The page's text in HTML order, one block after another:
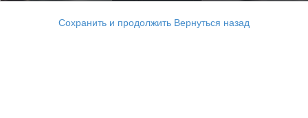
Сохранить и продолжить Вернуться назад